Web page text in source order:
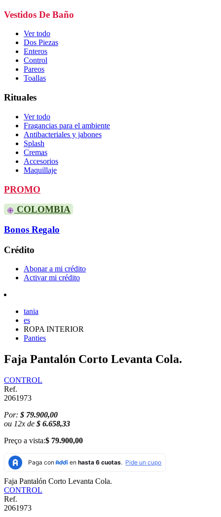
Vestidos De Baño
Ver todo
Dos Piezas
Enteros
Control
Pareos
Toallas
Rituales
Ver todo
Fragancias para el ambiente
Antibacteriales y jabones
Splash
Cremas
Accesorios
Maquillaje
PROMO
COLOMBIA
Bonos Regalo
Crédito
Abonar a mi crédito
Activar mi crédito
tania
es
ROPA INTERIOR
Panties
Faja Pantalón Corto Levanta Cola.
CONTROL
Ref.
2061973
Por: $ 79.900,00
ou 12x de $ 6.658,33
Preço a vista:$ 79.900,00
Faja Pantalón Corto Levanta Cola.
CONTROL
Ref.
2061973